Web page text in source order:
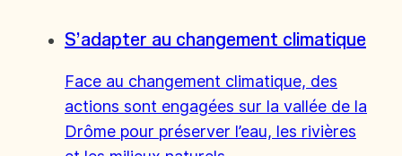
S’adapter au changement climatique
Face au changement climatique, des
actions sont engagées sur la vallée de la
Drôme pour préserver l’eau, les rivières